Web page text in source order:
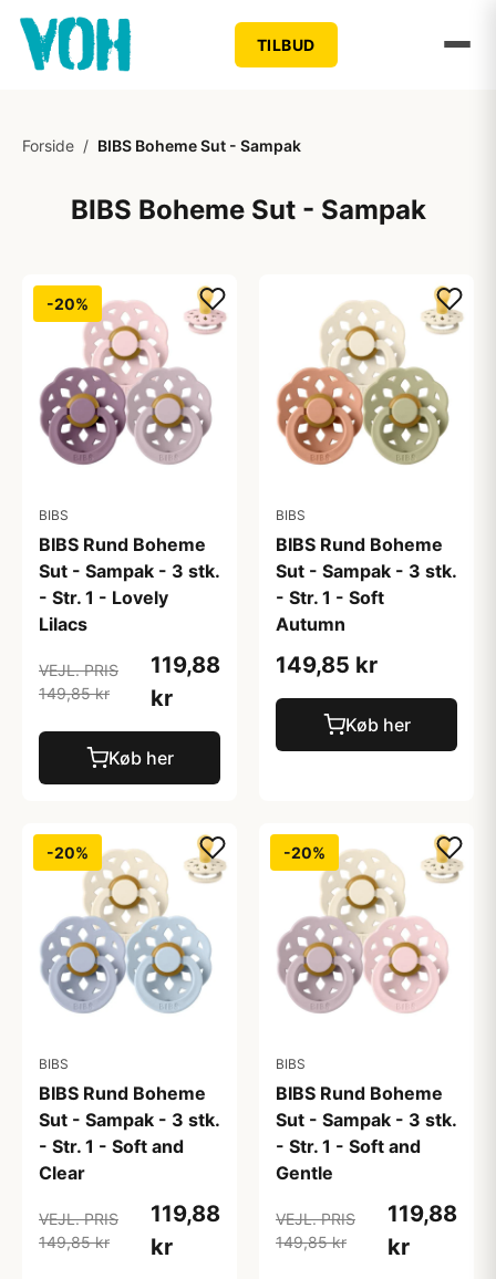
TILBUD
Forside / BIBS Boheme Sut - Sampak
BIBS Boheme Sut - Sampak
-20%
BIBS
BIBS Rund Boheme
Sut - Sampak - 3 stk.
- Str. 1 - Lovely
Lilacs
VEJL. PRIS
149,85 kr
119,88
kr
Køb her
BIBS
BIBS Rund Boheme
Sut - Sampak - 3 stk.
- Str. 1 - Soft
Autumn
149,85 kr
Køb her
-20%
BIBS
BIBS Rund Boheme
Sut - Sampak - 3 stk.
- Str. 1 - Soft and
Clear
VEJL. PRIS
149,85 kr
119,88
kr
-20%
BIBS
BIBS Rund Boheme
Sut - Sampak - 3 stk.
- Str. 1 - Soft and
Gentle
VEJL. PRIS
149,85 kr
119,88
kr